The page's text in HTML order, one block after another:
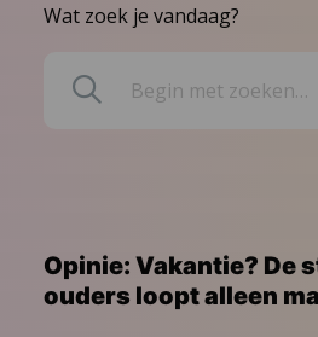
Wat zoek je vandaag?
Opinie: Vakantie? De
ouders loopt alleen